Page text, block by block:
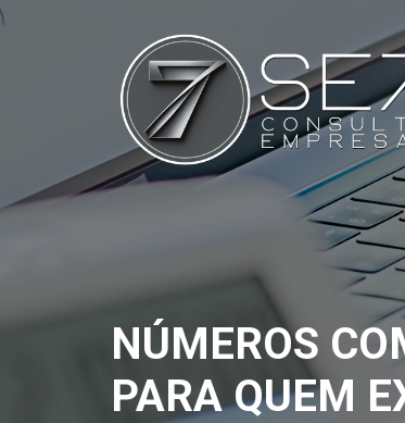
NÚMEROS
PARA QUEM